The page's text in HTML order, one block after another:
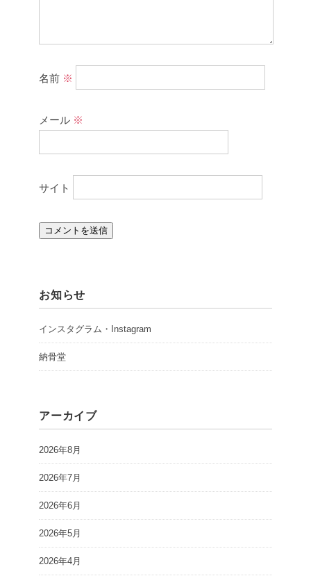
名前 ※
メール ※
サイト
お知らせ
インスタグラム・Instagram
納骨堂
アーカイブ
2026年8月
2026年7月
2026年6月
2026年5月
2026年4月